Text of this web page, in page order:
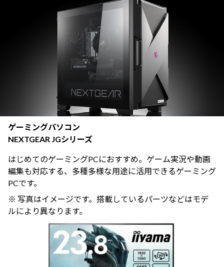
ゲーミングパソコン
NEXTGEAR JGシリーズ
はじめてのゲーミングPCにおすすめ。ゲーム実況や動画
編集も対応する、多種多様な用途に活用できるゲーミング
PCです。
※ 写真はイメージです。搭載しているパーツなどはモデ
ルにより異なります。